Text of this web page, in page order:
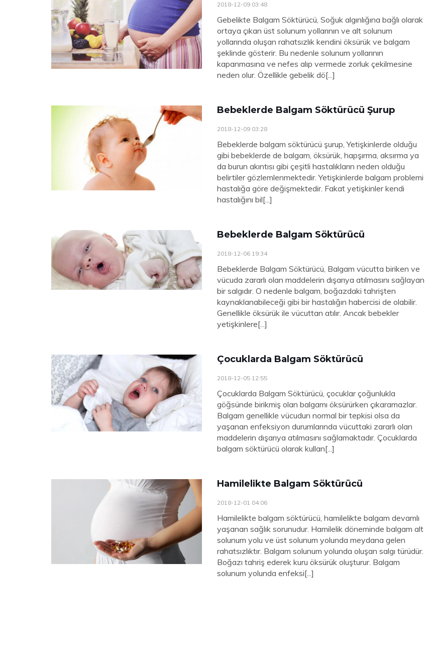
2018-12-09 03:48
Gebelikte Balgam Söktürücü, Soğuk algınlığına bağlı olarak
ortaya çıkan üst solunum yollarının ve alt solunum
yollarında oluşan rahatsızlık kendini öksürük ve balgam
şeklinde gösterir. Bu nedenle solunum yollarının
kapanmasına ve nefes alıp vermede zorluk çekilmesine
neden olur. Özellikle gebelik dö[...]
Bebeklerde Balgam Söktürücü Şurup
2018-12-09 03:28
Bebeklerde balgam söktürücü şurup, Yetişkinlerde olduğu
gibi bebeklerde de balgam, öksürük, hapşırma, aksırma ya
da burun akıntısı gibi çeşitli hastalıkların neden olduğu
belirtiler gözlemlenmektedir. Yetişkinlerde balgam problemi
hastalığa göre değişmektedir. Fakat yetişkinler kendi
hastalığını bil[...]
Bebeklerde Balgam Söktürücü
2018-12-06 19:34
Bebeklerde Balgam Söktürücü, Balgam vücutta biriken ve
vücuda zararlı olan maddelerin dışarıya atılmasını sağlayan
bir salgıdır. O nedenle balgam, boğazdaki tahrişten
kaynaklanabileceği gibi bir hastalığın habercisi de olabilir.
Genellikle öksürük ile vücuttan atılır. Ancak bebekler
yetişkinlere[...]
Çocuklarda Balgam Söktürücü
2018-12-05 12:55
Çocuklarda Balgam Söktürücü, çocuklar çoğunlukla
göğsünde birikmiş olan balgamı öksürürken çıkaramazlar.
Balgam genellikle vücudun normal bir tepkisi olsa da
yaşanan enfeksiyon durumlarında vücuttaki zararlı olan
maddelerin dışarıya atılmasını sağlamaktadır. Çocuklarda
balgam söktürücü olarak kullan[...]
Hamilelikte Balgam Söktürücü
2018-12-01 04:06
Hamilelikte balgam söktürücü, hamilelikte balgam devamlı
yaşanan sağlık sorunudur. Hamilelik döneminde balgam alt
solunum yolu ve üst solunum yolunda meydana gelen
rahatsızlıktır. Balgam solunum yolunda oluşan salgı türüdür.
Boğazı tahriş ederek kuru öksürük oluşturur. Balgam
solunum yolunda enfeksi[...]